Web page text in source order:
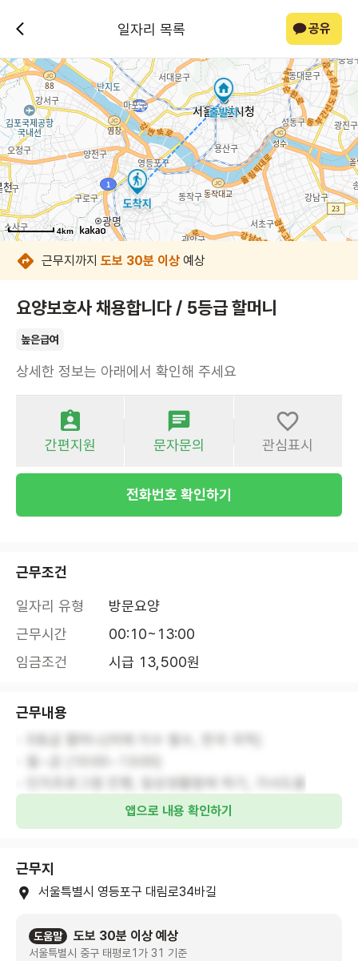
일자리 목록 공유
4km
4km
4km
4km
4km
4km
4km
4km
근무지까지 도보 30분 이상 예상
요양보호사 채용합니다 / 5등급 할머니
높은급여
상세한 정보는 아래에서 확인해 주세요
간편지원 문자문의 관심표시
전화번호 확인하기
근무조건
일자리 유형
방문요양
근무시간
00:10~13:00
임금조건
시급 13,500원
근무내용
앱으로 내용 확인하기
근무지
서울특별시 영등포구 대림로34바길
도움말 도보 30분 이상 예상
서울특별시 중구 태평로1가 31 기준